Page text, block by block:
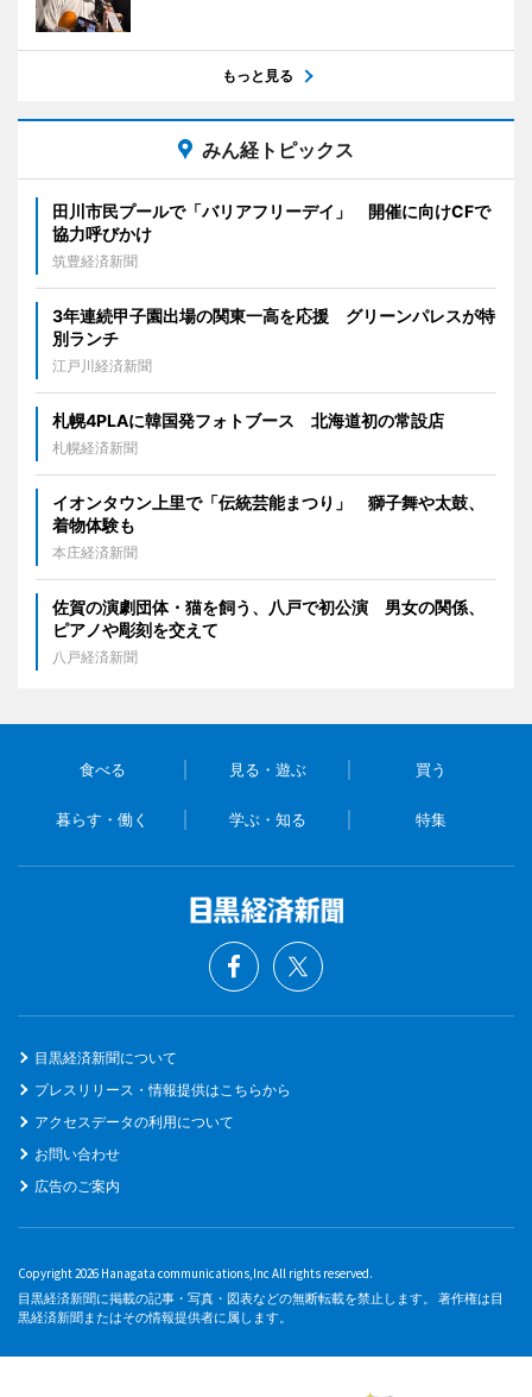
もっと見る
みん経トピックス
田川市民プールで「バリアフリーデイ」 開催に向けCFで
協力呼びかけ
筑豊経済新聞
3年連続甲子園出場の関東一高を応援 グリーンパレスが特
別ランチ
江戸川経済新聞
札幌4PLAに韓国発フォトブース 北海道初の常設店
札幌経済新聞
イオンタウン上里で「伝統芸能まつり」 獅子舞や太鼓、
着物体験も
本庄経済新聞
佐賀の演劇団体・猫を飼う、八戸で初公演 男女の関係、
ピアノや彫刻を交えて
八戸経済新聞
食べる 見る・遊ぶ 買う
暮らす・働く 学ぶ・知る 特集
目黒経済新聞について
プレスリリース・情報提供はこちらから
アクセスデータの利用について
お問い合わせ
広告のご案内
Copyright 2026 Hanagata communications,Inc All rights reserved.
目黒経済新聞に掲載の記事・写真・図表などの無断転載を禁止します。 著作権は目
黒経済新聞またはその情報提供者に属します。